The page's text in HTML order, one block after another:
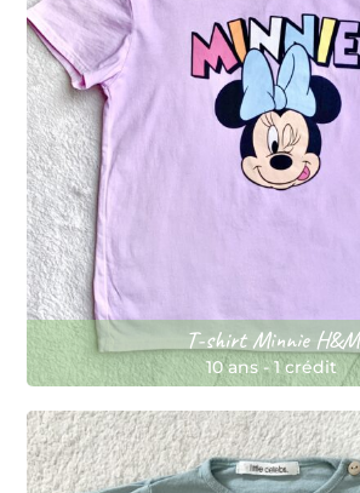
T-shirt Minnie H&M
10 ans -1 crédit